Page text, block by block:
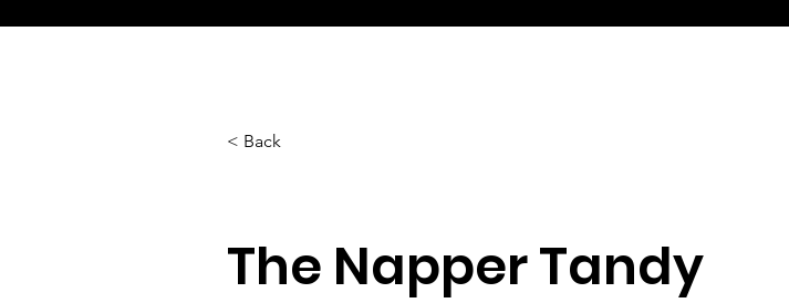
< Back
The Napper Tandy